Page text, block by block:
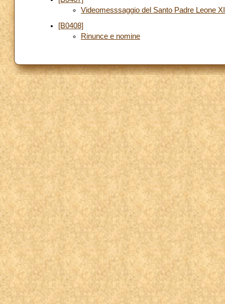
Videomesssaggio del Santo Padre Leone
[B0408]
Rinunce e nomine